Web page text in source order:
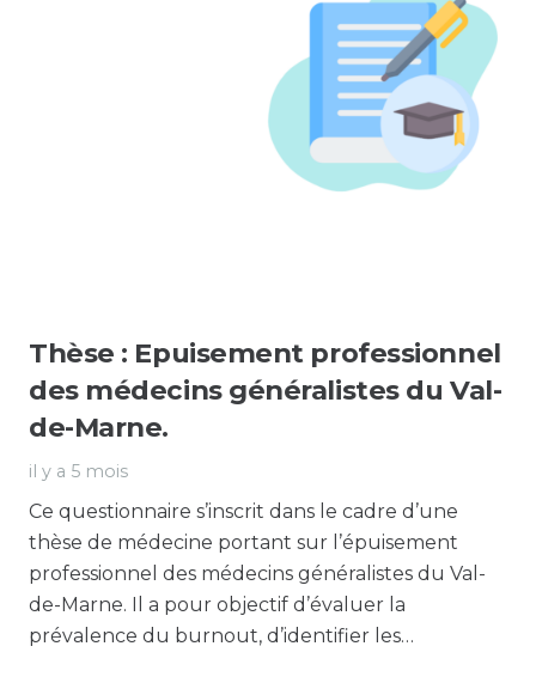
Thèse : Epuisement professionnel
des médecins généralistes du Val-
de-Marne.
il y a 5 mois
Ce questionnaire s’inscrit dans le cadre d’une
thèse de médecine portant sur l’épuisement
professionnel des médecins généralistes du Val-
de-Marne. Il a pour objectif d’évaluer la
prévalence du burnout, d’identifier les…